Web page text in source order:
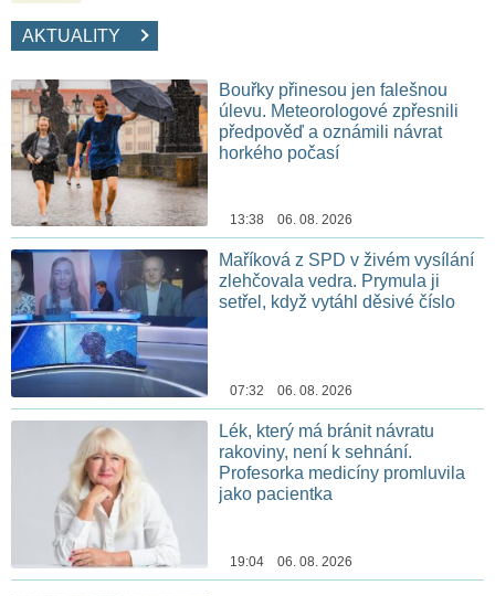
AKTUALITY
Bouřky přinesou jen falešnou
úlevu. Meteorologové zpřesnili
předpověď a oznámili návrat
horkého počasí
13:38 06. 08. 2026
Maříková z SPD v živém vysílání
zlehčovala vedra. Prymula ji
setřel, když vytáhl děsivé číslo
07:32 06. 08. 2026
Lék, který má bránit návratu
rakoviny, není k sehnání.
Profesorka medicíny promluvila
jako pacientka
19:04 06. 08. 2026